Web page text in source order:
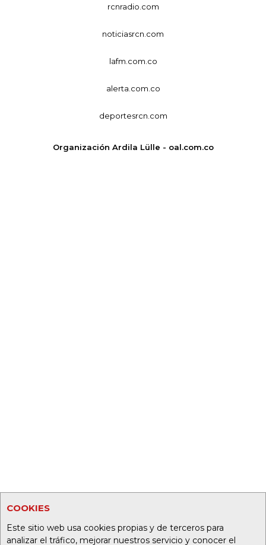
COOKIES
Este sitio web usa cookies propias y de terceros para
analizar el tráfico, mejorar nuestros servicio y conocer el
rcnradio.com
noticiasrcn.com
lafm.com.co
alerta.com.co
deportesrcn.com
Organización Ardila Lülle - oal.com.co